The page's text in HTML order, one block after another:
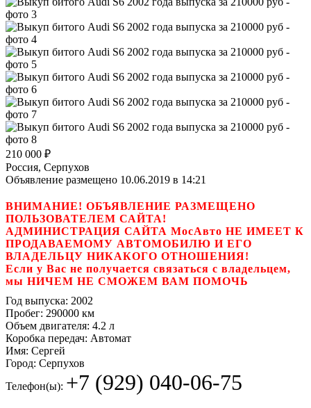
210 000 ₽
Россия, Серпухов
Объявление размещено 10.06.2019 в 14:21
ВНИМАНИЕ! ОБЪЯВЛЕНИЕ РАЗМЕЩЕНО
ПОЛЬЗОВАТЕЛЕМ САЙТА!
АДМИНИСТРАЦИЯ САЙТА МосАвто НЕ ИМЕЕТ К
ПРОДАВАЕМОМУ АВТОМОБИЛЮ И ЕГО
ВЛАДЕЛЬЦУ НИКАКОГО ОТНОШЕНИЯ!
Если у Вас не получается связаться с владельцем,
мы НИЧЕМ НЕ СМОЖЕМ ВАМ ПОМОЧЬ
Год выпуска: 2002
Пробег: 290000 км
Объем двигателя: 4.2 л
Коробка передач: Автомат
Имя: Сергей
Город: Серпухов
Телефон(ы): +7 (929) 040-06-75